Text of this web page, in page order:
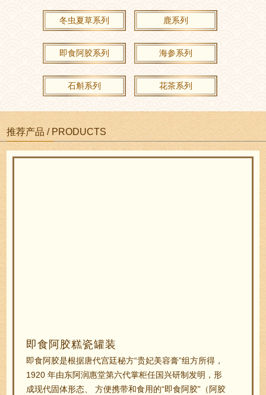
冬虫夏草系列 鹿系列
即食阿胶系列 海参系列
石斛系列 花茶系列
推荐产品 / PRODUCTS
即食阿胶糕瓷罐装
即食阿胶是根据唐代宫廷秘方“贵妃美容膏”组方所得，
1920 年由东阿润惠堂第六代掌柜任国兴研制发明，形
成现代固体形态、 方便携带和食用的“即食阿胶”（阿胶